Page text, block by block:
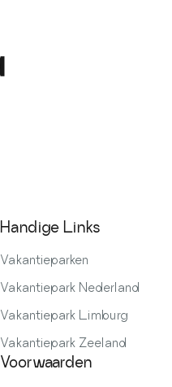
Handige Links
Vakantieparken
Vakantiepark Nederland
Vakantiepark Limburg
Vakantiepark Zeeland
Voorwaarden